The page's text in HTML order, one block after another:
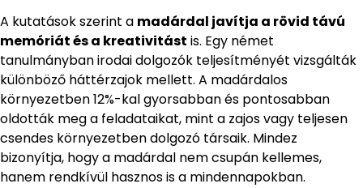
A kutatások szerint a madárdal javítja a rövid távú
memóriát és a kreativitást is. Egy német
tanulmányban irodai dolgozók teljesítményét vizsgálták
különböző háttérzajok mellett. A madárdalos
környezetben 12%-kal gyorsabban és pontosabban
oldották meg a feladataikat, mint a zajos vagy teljesen
csendes környezetben dolgozó társaik. Mindez
bizonyítja, hogy a madárdal nem csupán kellemes,
hanem rendkívül hasznos is a mindennapokban.